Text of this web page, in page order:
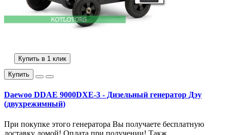
Купить в 1 клик
Купить
Daewoo DDAE 9000DXE-3 - Дизельный генератор Дэу
(двухрежимный)
При покупке этого генератора Вы получаете бесплатную
доставку домой! Оплата при получении! Такж..